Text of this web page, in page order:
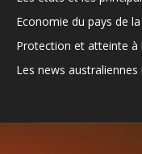
Economie du pays de
Protection et atteinte à
Les news australiennes